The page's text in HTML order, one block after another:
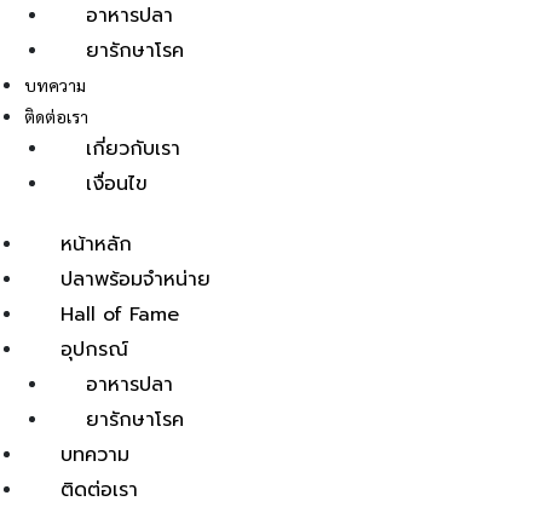
อาหารปลา
ยารักษาโรค
บทความ
ติดต่อเรา
เกี่ยวกับเรา
เงื่อนไข
หน้าหลัก
ปลาพร้อมจำหน่าย
Hall of Fame
อุปกรณ์
อาหารปลา
ยารักษาโรค
บทความ
ติดต่อเรา